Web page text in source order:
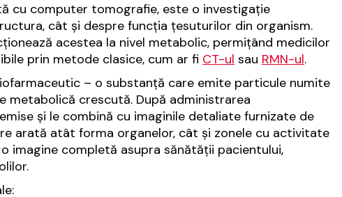
cu computer tomografie, este o investigație
cât și despre funcția țesuturilor din organism.
acestea la nivel metabolic, permițând medicilor
prin metode clasice, cum ar fi CT-ul sau RMN-ul.
– o substanță care emite particule numite
crescută. După administrarea
și le combină cu imaginile detaliate furnizate de
arată atât forma organelor, cât și zonele cu activitate
imagine completă asupra sănătății pacientului,